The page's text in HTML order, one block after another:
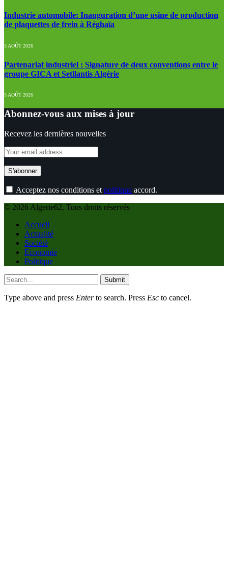
Industrie automobile: Inauguration d’une usine de production
de plaquettes de frein à Réghaïa
5 AOÛT 2026
Partenariat industriel : Signature de deux conventions entre le
groupe GICA et Setllantis Algérie
5 AOÛT 2026
Abonnez-vous aux mises à jour
Recevez les dernières nouvelles
Acceptez nos conditions et politique accord.
© 2026 Algerie62. Tous droits réservés
Accueil
Actualité
Société
Economie
Politique
Submit
Type above and press Enterto search. Press Esc to cancel.